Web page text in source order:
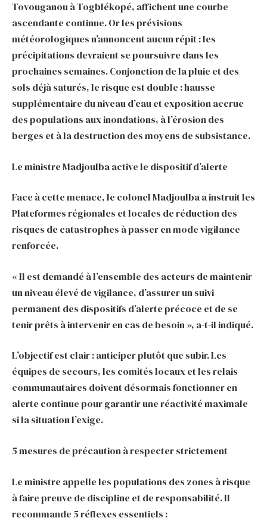
Tovouganou à Togblékopé, affichent une courbe
ascendante continue. Or les prévisions
météorologiques n’annoncent aucun répit : les
précipitations devraient se poursuivre dans les
prochaines semaines. Conjonction de la pluie et des
sols déjà saturés, le risque est double : hausse
supplémentaire du niveau d’eau et exposition accrue
des populations aux inondations, à l’érosion des
berges et à la destruction des moyens de subsistance.
Le ministre Madjoulba active le dispositif d’alerte
Face à cette menace, le colonel Madjoulba a instruit les
Plateformes régionales et locales de réduction des
risques de catastrophes à passer en mode vigilance
renforcée.
« Il est demandé à l’ensemble des acteurs de maintenir
un niveau élevé de vigilance, d’assurer un suivi
permanent des dispositifs d’alerte précoce et de se
tenir prêts à intervenir en cas de besoin », a-t-il indiqué.
L’objectif est clair : anticiper plutôt que subir. Les
équipes de secours, les comités locaux et les relais
communautaires doivent désormais fonctionner en
alerte continue pour garantir une réactivité maximale
si la situation l’exige.
5 mesures de précaution à respecter strictement
Le ministre appelle les populations des zones à risque
à faire preuve de discipline et de responsabilité. Il
recommande 5 réflexes essentiels :